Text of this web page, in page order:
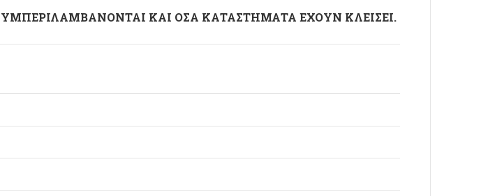
ΚΑΙ ΟΣΑ ΚΑΤΑΣΤΗΜΑΤΑ ΕΧΟΥΝ ΚΛΕΙΣΕΙ.